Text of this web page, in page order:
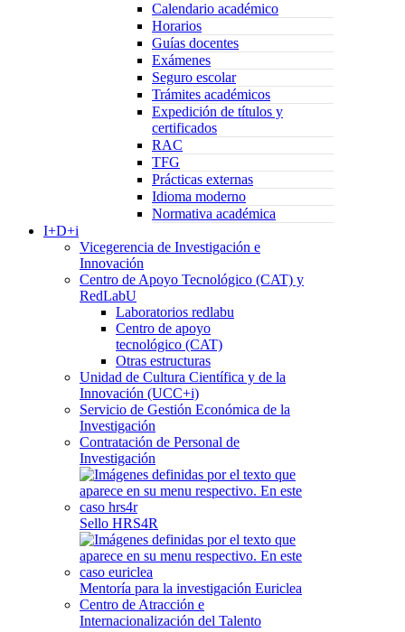
Calendario académico
Horarios
Guías docentes
Exámenes
Seguro escolar
Trámites académicos
Expedición de títulos y
certificados
RAC
TFG
Prácticas externas
Idioma moderno
Normativa académica
I+D+i
Vicegerencia de Investigación e
Innovación
Centro de Apoyo Tecnológico (CAT) y
RedLabU
Laboratorios redlabu
Centro de apoyo
tecnológico (CAT)
Otras estructuras
Unidad de Cultura Científica y de la
Innovación (UCC+i)
Servicio de Gestión Económica de la
Investigación
Contratación de Personal de
Investigación
Sello HRS4R
Mentoría para la investigación Euriclea
Centro de Atracción e
Internacionalización del Talento